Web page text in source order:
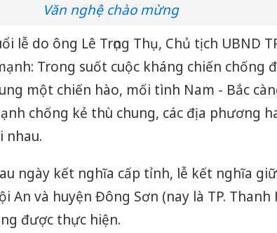
Văn nghệ chào mừng
lễ do ông Lê Trọng Thụ, Chủ tịch UBND
Trong suốt cuộc kháng chiến chống
một chiến hào, mối tình Nam - Bắc
chống kẻ thù chung, các địa phương
nhau.
ngày kết nghĩa cấp tỉnh, lễ kết nghĩa
An và huyện Đông Sơn (nay là TP. Thanh
được thực hiện.